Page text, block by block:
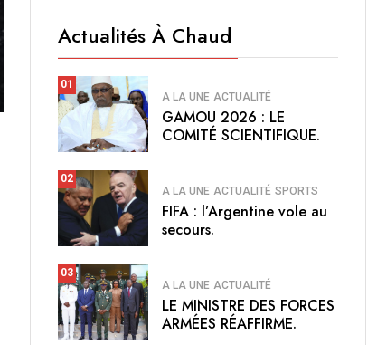
Actualités À Chaud
01
A LA UNE ACTUALITÉ
GAMOU 2026 : LE
COMITÉ SCIENTIFIQUE.
02
A LA UNE ACTUALITÉ SPORTS
FIFA : l’Argentine vole au
secours.
03
A LA UNE ACTUALITÉ
LE MINISTRE DES FORCES
ARMÉES RÉAFFIRME.